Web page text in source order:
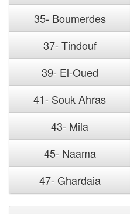
35- Boumerdes
37- Tindouf
39- El-Oued
41- Souk Ahras
43- Mila
45- Naama
47- Ghardaia